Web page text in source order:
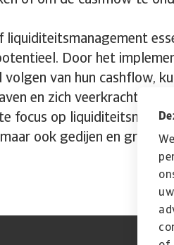
liquiditeitsmanagement
Door het
van hun cashflow,
en zich veerkrachtiger
focus op
ook gedijen en